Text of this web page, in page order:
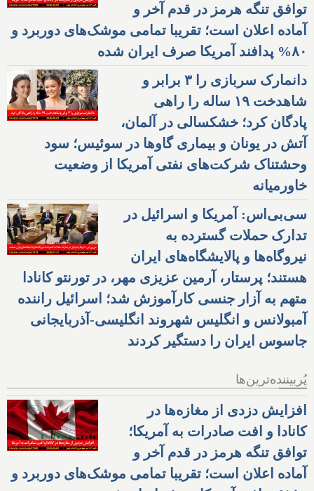
توافق تنگه هرمز در قدم آخر و
آماده اعلان است؛ تقریبا تمامی موشک‌های دوربرد و
۸۰% پدافند آمریکا صرف ایران شده
دانمارک سربازی را ۳ برابر و
شاهدخت ۱۹ ساله را راهی
پادگان کرد؛ خشکسالی در آلمان،
آتش در یونان و بیماری گاوها در سوئیس؛ سود
وحشتناک شرکت‌های نفتی آمریکا از وضعیت
خاورمیانه
سی‌بی‌اس: آمریکا و اسرائیل در
تدارک حملات گسترده به
نیروگاه‌ها و پالایشگاه‌های ایران
هستند؛ پرستار، آرمین عزیزی مهر، در تورنتو کانادا
متهم به آزار جنسی کارآموزش شد؛ اسرائیل راننده
آمبولانس و انگلیس شهروند انگلیسی-آذربایجانی
جاسوس ایران را دستگیر کردند
پُربیننده‌ترین‌ها
افزایش دزدی از مغازه‌ها در
کانادا و افت صادرات به آمریکا؛
توافق تنگه هرمز در قدم آخر و
آماده اعلان است؛ تقریبا تمامی موشک‌های دوربرد و